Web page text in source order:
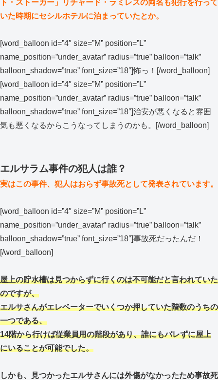
ト・ストーカー」リチャード・ラミレスの両名も犯行を行って
いた時期にセシルホテルに泊まっていたとか。
[word_balloon id=”4″ size=”M” position=”L”
name_position=”under_avatar” radius=”true” balloon=”talk”
balloon_shadow=”true” font_size=”18″]怖っ！[/word_balloon]
[word_balloon id=”4″ size=”M” position=”L”
name_position=”under_avatar” radius=”true” balloon=”talk”
balloon_shadow=”true” font_size=”18″]治安が悪くなると雰囲
気も悪くなるからこうなってしまうのかも。[/word_balloon]
エルサラム事件の犯人は誰？
実はこの事件、犯人はおらず事故死として発表されています。
[word_balloon id=”4″ size=”M” position=”L”
name_position=”under_avatar” radius=”true” balloon=”talk”
balloon_shadow=”true” font_size=”18″]事故死だったんだ！
[/word_balloon]
屋上の貯水槽は見つからずに行くのは不可能だと言われていた
のですが、
エルサさんがエレベーターでいくつか押していた階数のうちの
一つである、
14階から行けば従業員用の階段があり、誰にもバレずに屋上
にいることが可能でした。
しかも、見つかったエルサさんには外傷がなかったため事故死